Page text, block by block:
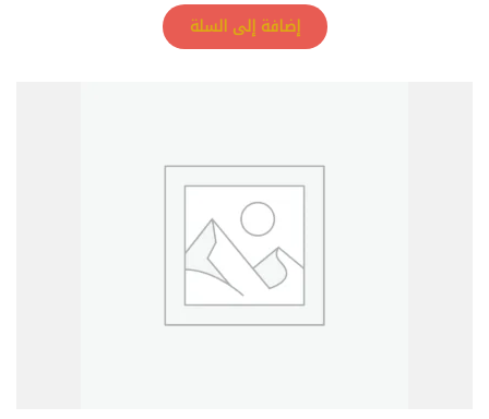
إضافة إلى السلة